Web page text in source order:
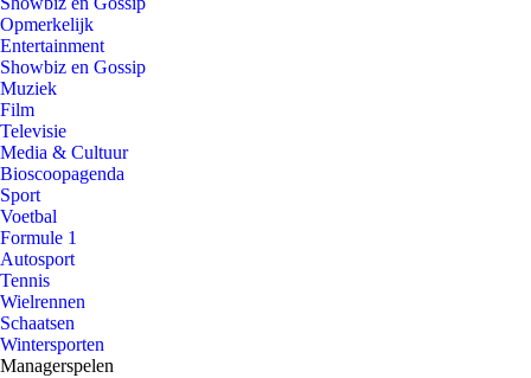
Opmerkelijk
Entertainment
Showbiz en Gossip
Muziek
Film
Televisie
Media & Cultuur
Bioscoopagenda
Sport
Voetbal
Formule 1
Autosport
Tennis
Wielrennen
Schaatsen
Wintersporten
Managerspelen